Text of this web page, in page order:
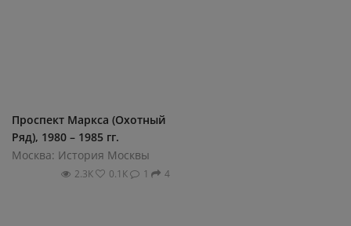
Проспект Маркса (Охотный
Ряд), 1980 – 1985 гг.
Москва: История Москвы
2.3К 0.1К 1 4